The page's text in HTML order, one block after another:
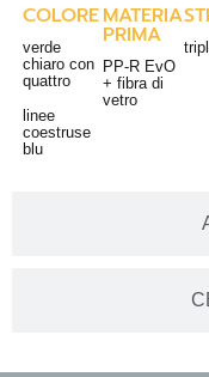
COLORE
verde
chiaro con
quattro
linee
coestruse
blu
MATERIA
PRIMA
PP-R EvO
+ fibra di
vetro